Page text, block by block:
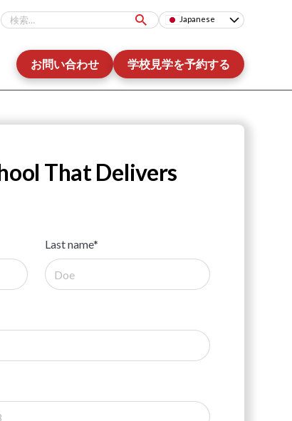
Japanese
お問い合わせ 学校見学を予約する
That Delivers
Last name*